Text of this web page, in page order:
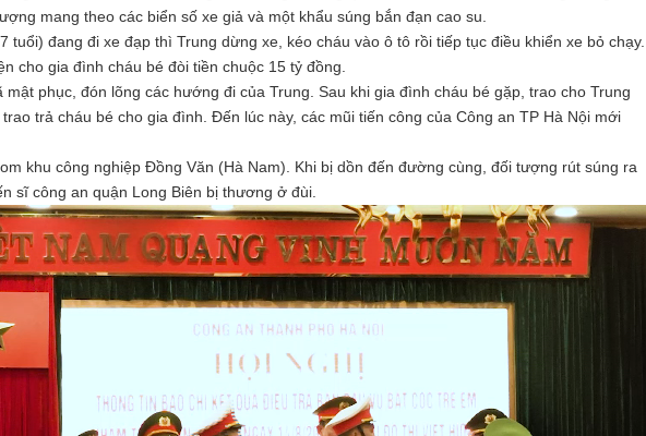
mang theo các biển số xe giả và một khẩu súng bắn đạn cao su.
tuổi) đang đi xe đạp thì Trung dừng xe, kéo cháu vào ô tô rồi tiếp tục điều khiển xe bỏ chạy.
cho gia đình cháu bé đòi tiền chuộc 15 tỷ đồng.
phục, đón lõng các hướng đi của Trung. Sau khi gia đình cháu bé gặp, trao cho Trung
trả cháu bé cho gia đình. Đến lúc này, các mũi tiến công của Công an TP Hà Nội mới
khu công nghiệp Đồng Văn (Hà Nam). Khi bị dồn đến đường cùng, đối tượng rút súng ra
sĩ công an quận Long Biên bị thương ở đùi.